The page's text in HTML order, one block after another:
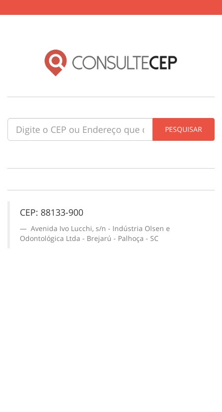
CEP: 88133-900
Avenida Ivo Lucchi, s/n - Indústria Olsen e
Odontológica Ltda - Brejarú - Palhoça - SC